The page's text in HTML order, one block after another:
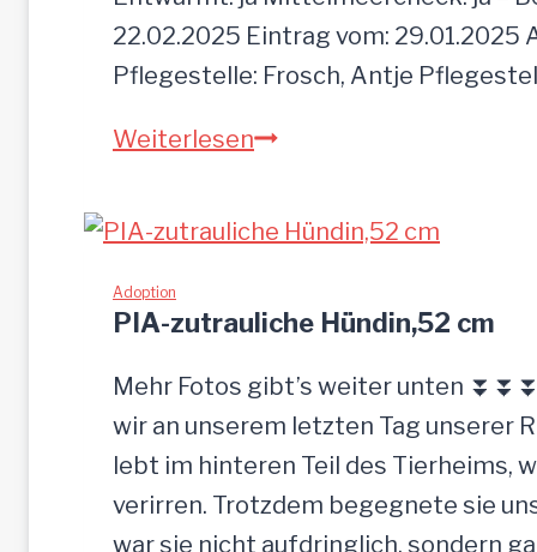
c
h
u
ü
g
e
l
a
s
s
22.02.2025 Eintrag vom: 29.01.2025
Pflegestelle: Frosch, Antje
WeiterlesenM
G
Adoption
PIA-zutrauliche Hündin,52 cm
Mehr Fotos gibt’s weiter unten
wir an unserem letzten Tag unserer
lebt im hinteren Teil des Tierheims,
verirren. Trotzdem begegnete sie
war sie nicht aufdringlich, sondern